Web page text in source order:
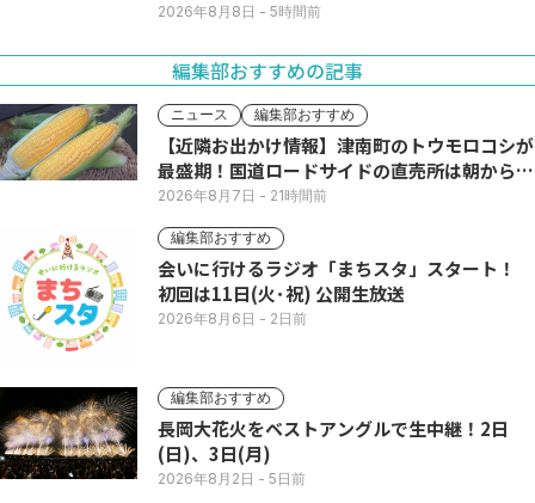
2026年8月8日 - 5時間前
編集部おすすめの記事
ニュース 編集部おすすめ
【近隣お出かけ情報】津南町のトウモロコシが
最盛期！国道ロードサイドの直売所は朝から長
い列
2026年8月7日 - 21時間前
編集部おすすめ
会いに行けるラジオ「まちスタ」スタート！
初回は11日(火･祝) 公開生放送
2026年8月6日 - 2日前
編集部おすすめ
長岡大花火をベストアングルで生中継！2日
(日)、3日(月)
2026年8月2日 - 5日前